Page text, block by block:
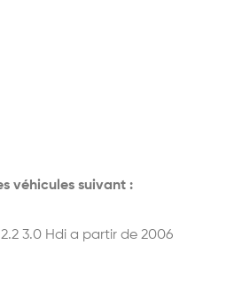
véhicules suivant :
3.0 Hdi a partir de 2006